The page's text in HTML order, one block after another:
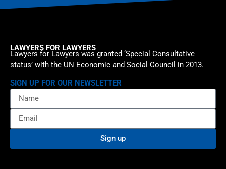
LAWYERS FOR LAWYERS
Lawyers for Lawyers was granted ‘Special Consultative
status’ with the UN Economic and Social Council in 2013.
SIGN UP FOR OUR NEWSLETTER
Sign up